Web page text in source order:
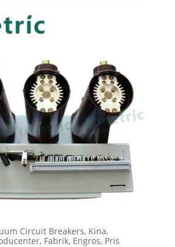
Circuit Breakers, Kina,
Fabrik, Engros, Pris